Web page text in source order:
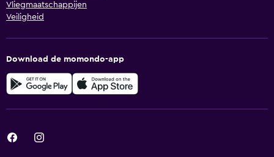
Vliegmaatschappijen
Veiligheid
Download de momondo-app